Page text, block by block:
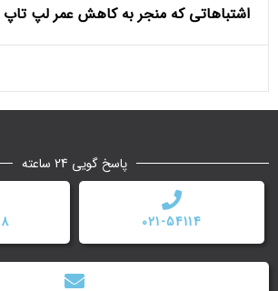
اشتباهاتی که منجر به کاهش عمر لپ
پاسخ گویی 24 ساعته
021-54114